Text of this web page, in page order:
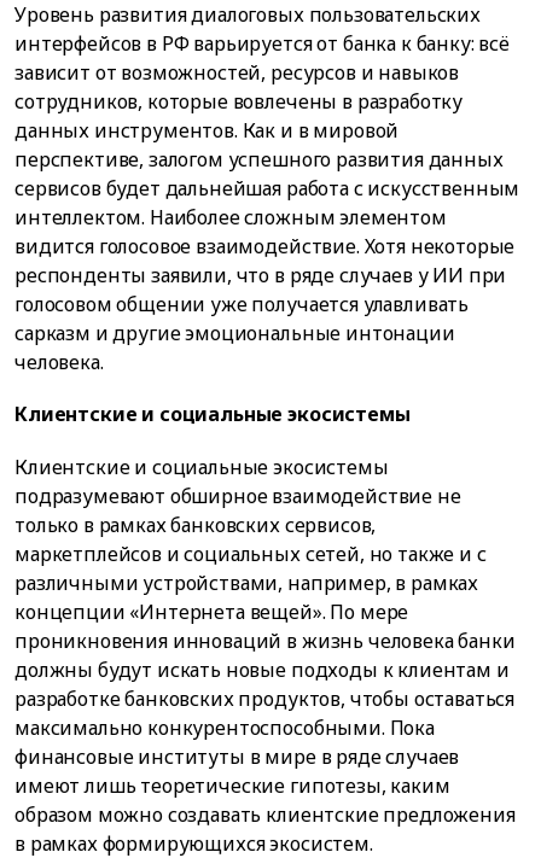
Уровень развития диалоговых пользовательских
интерфейсов в РФ варьируется от банка к банку: всё
зависит от возможностей, ресурсов и навыков
сотрудников, которые вовлечены в разработку
данных инструментов. Как и в мировой
перспективе, залогом успешного развития данных
сервисов будет дальнейшая работа с искусственным
интеллектом. Наиболее сложным элементом
видится голосовое взаимодействие. Хотя некоторые
респонденты заявили, что в ряде случаев у ИИ при
голосовом общении уже получается улавливать
сарказм и другие эмоциональные интонации
человека.
Клиентские и социальные экосистемы
Клиентские и социальные экосистемы
подразумевают обширное взаимодействие не
только в рамках банковских сервисов,
маркетплейсов и социальных сетей, но также и с
различными устройствами, например, в рамках
концепции «Интернета вещей». По мере
проникновения инноваций в жизнь человека банки
должны будут искать новые подходы к клиентам и
разработке банковских продуктов, чтобы оставаться
максимально конкурентоспособными. Пока
финансовые институты в мире в ряде случаев
имеют лишь теоретические гипотезы, каким
образом можно создавать клиентские предложения
в рамках формирующихся экосистем.